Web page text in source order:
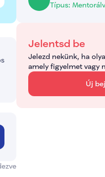
Típus:
Jelentsd be
Jelezd nekünk, ha
amely figyelmet vagy
Új